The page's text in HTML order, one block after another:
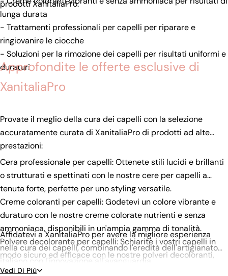
lunga durata
- Trattamenti professionali per capelli per riparare e
ringiovanire le ciocche
- Soluzioni per la rimozione dei capelli per risultati uniformi e
duraturi
prodotti XanitaliaPro.
Approfondite le offerte esclusive di
XanitaliaPro
Provate il meglio della cura dei capelli con la selezione
accuratamente curata di XanitaliaPro di prodotti ad alte
prestazioni:
Cera professionale per capelli: Ottenete stili lucidi e brillanti
o strutturati e spettinati con le nostre cere per capelli a
tenuta forte, perfette per uno styling versatile.
Creme coloranti per capelli: Godetevi un colore vibrante e
duraturo con le nostre creme colorate nutrienti e senza
ammoniaca, disponibili in un'ampia gamma di tonalità.
Polvere decolorante per capelli: Schiarite i vostri capelli in
modo sicuro ed efficace con le nostre polveri decoloranti,
progettate per ottimizzare la portanza riducendo al minimo i
Affidatevi a XanitaliaPro per avere la migliore esperienza
nella cura dei capelli, combinando l'eredità dell'artigianato
italiano con l'innovazione all'avanguardia.
Vedi Di Più